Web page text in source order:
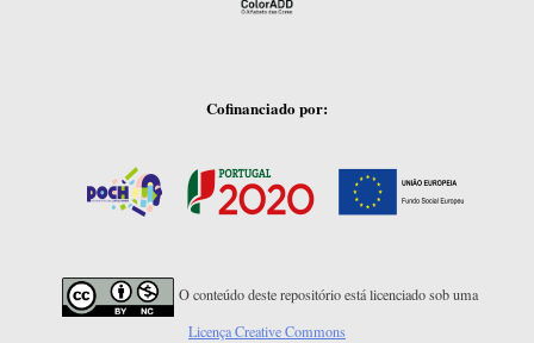
Cofinanciado por:
O conteúdo deste repositório está licenciado sob uma
Licença Creative Commons